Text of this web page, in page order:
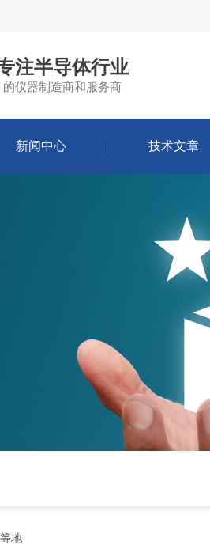
注半导体行业
的仪器制造商和服务商
新闻中心 技术文章
地